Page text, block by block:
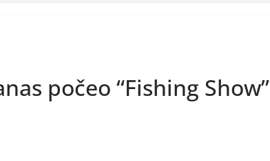
počeo “Fishing Show”